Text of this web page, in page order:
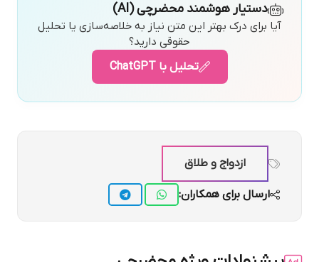
دستیار هوشمند محضرچی (AI)
آیا برای درک بهتر این متن نیاز به خلاصه‌سازی یا تحلیل
حقوقی دارید؟
تحلیل با ChatGPT
ازدواج و طلاق
ارسال برای همکاران: